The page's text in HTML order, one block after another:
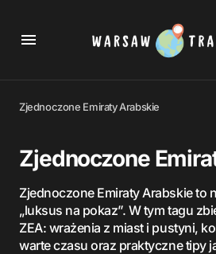
Zjednoczone Emiraty Arabskie
Zjednoczone
Zjednoczone Emiraty Arabskie to
„luksus na pokaz”. W tym tagu
ZEA: wrażenia z miast i pustyni,
warte czasu oraz praktyczne tipy